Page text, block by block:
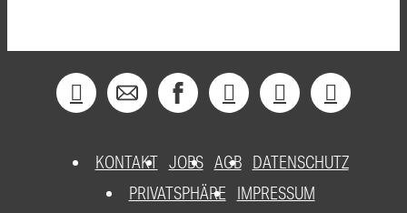
KONTAKT JOBS AGB DATENSCHUTZ
PRIVATSPHÄRE
IMPRESSUM